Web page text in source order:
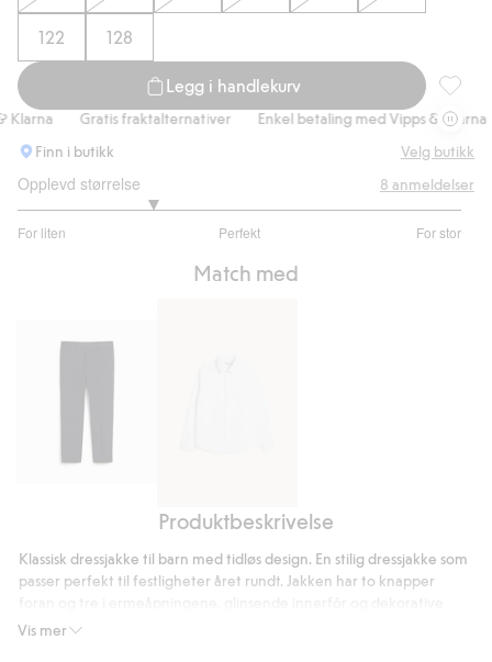
122 128
Legg i handlekurv
Gratis fraktalternativer
Enkel betaling med Vipps & Klarna
Finn i butikk
Velg butikk
Opplevd størrelse
For liten Perfekt For stor
av
8 anmeldelser
Match med
Skjorte
Produktbeskrivelse
Vis mer
Klassisk dressjakke til barn med tidløs design. En stilig dressjakke som
passer perfekt til festligheter året rundt. Jakken har to knapper
sømmer.